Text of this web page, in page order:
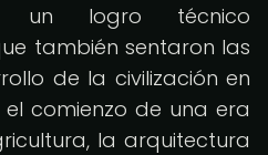
un logro técnico
también sentaron las
de la civilización en
comienzo de una era
la arquitectura